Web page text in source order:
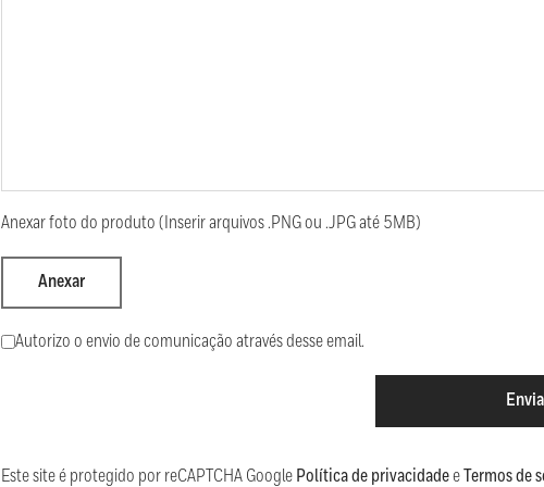
Anexar foto do produto (Inserir arquivos .PNG ou .JPG até 5MB)
Anexar
Autorizo o envio de comunicação através desse email.
Este site é protegido por reCAPTCHA Google Política de privacidadeeTermos de